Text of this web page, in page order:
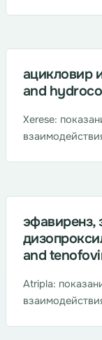
ацикловир
and
Xerese:
эфавиренз,
and
Atripla: